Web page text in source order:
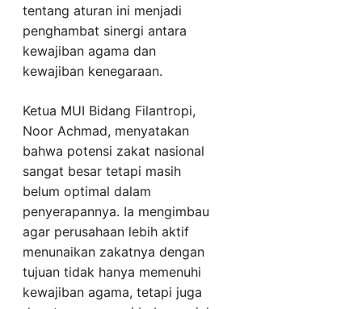
tentang aturan ini menjadi
penghambat sinergi antara
kewajiban agama dan
kewajiban kenegaraan.
Ketua MUI Bidang Filantropi,
Noor Achmad, menyatakan
bahwa potensi zakat nasional
sangat besar tetapi masih
belum optimal dalam
penyerapannya. Ia mengimbau
agar perusahaan lebih aktif
menunaikan zakatnya dengan
tujuan tidak hanya memenuhi
kewajiban agama, tetapi juga